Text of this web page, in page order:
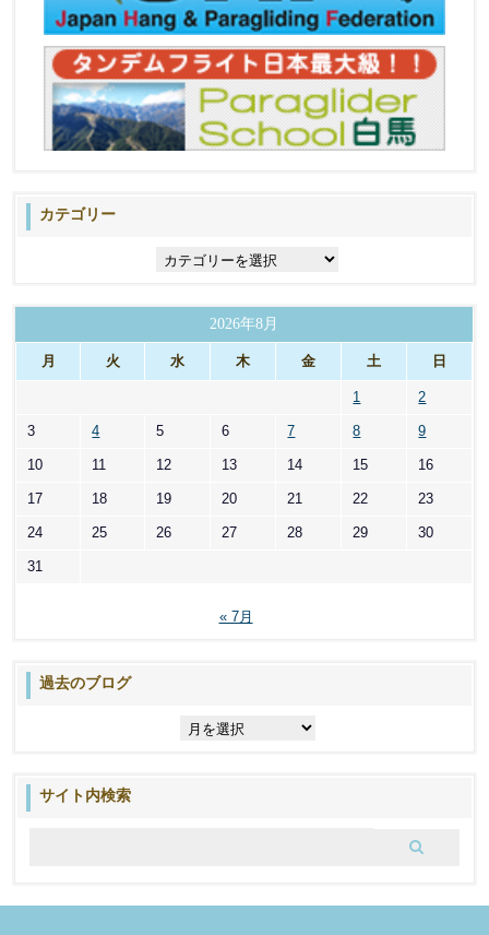
カテゴリー
ー
2026年8月
月 火 水 木 金 土 日
1 2
3 4 5 6 7 8 9
10 11 12 13 14 15 16
17 18 19 20 21 22 23
24 25 26 27 28 29 30
31
« 7月
過去のブログ
サイト内検索